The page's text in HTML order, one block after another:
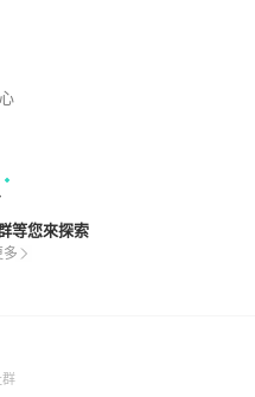
等您來探索
多
群(Open